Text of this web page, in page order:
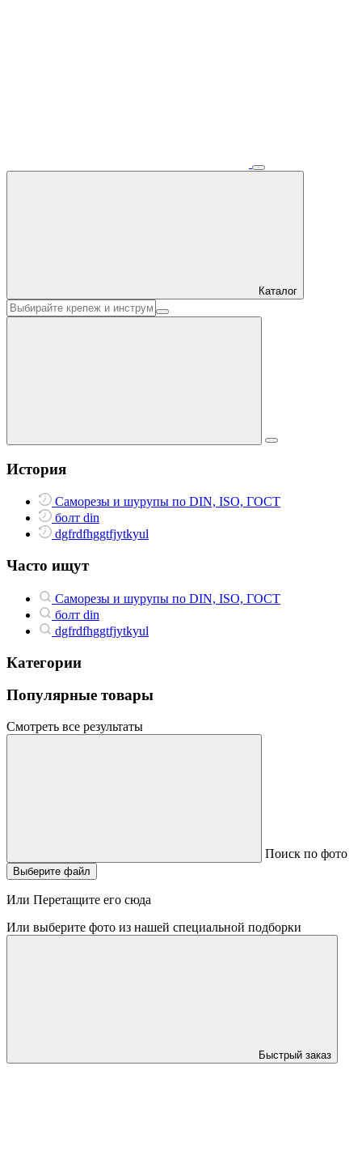
Каталог
История
Саморезы и шурупы по DIN, ISO, ГОСТ
болт din
dgfrdfhggtfjytkyul
Часто ищут
Саморезы и шурупы по DIN, ISO, ГОСТ
болт din
dgfrdfhggtfjytkyul
Категории
Популярные товары
Смотреть все результаты
Поиск по фото
Выберите файл
Или Перетащите его сюда
Или выберите фото из нашей специальной подборки
Быстрый заказ